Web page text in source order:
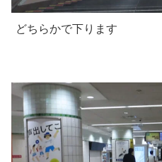
どちらかで下ります